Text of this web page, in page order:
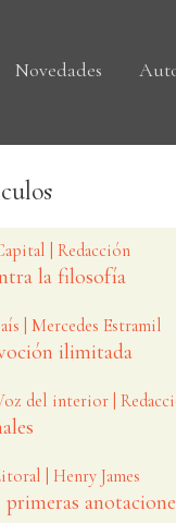
Novedades
| Redacción
la filosofía
| Mercedes Estramil
ilimitada
del interior |
| Henry James
primeras